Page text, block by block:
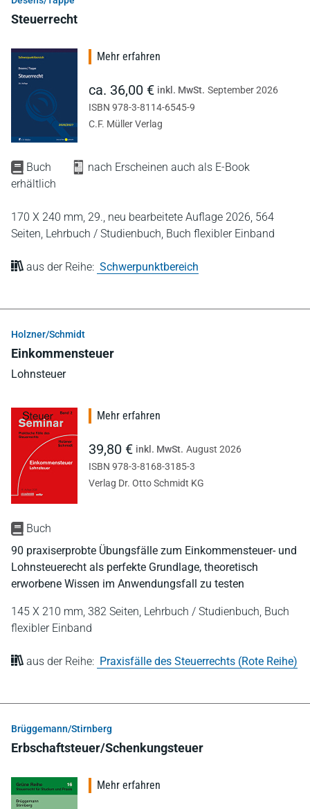
Steuerrecht
Buch
nach Erscheinen auch als E-Book
erhältlich
170 X 240 mm, 29., neu bearbeitete Auflage 2026, 564
Seiten, Lehrbuch / Studienbuch, Buch flexibler Einband
aus der Reihe: Schwerpunktbereich
Mehr erfahren
ca. 36,00 € inkl. MwSt. September 2026
ISBN 978-3-8114-6545-9
C.F. Müller Verlag
Holzner/Schmidt
Einkommensteuer
Lohnsteuer
Buch
90 praxiserprobte Übungsfälle zum Einkommensteuer- und
Lohnsteuerecht als perfekte Grundlage, theoretisch
erworbene Wissen im Anwendungsfall zu testen
145 X 210 mm, 382 Seiten, Lehrbuch / Studienbuch, Buch
flexibler Einband
aus der Reihe: Praxisfälle des Steuerrechts (Rote Reihe)
Mehr erfahren
39,80 € inkl. MwSt. August 2026
ISBN 978-3-8168-3185-3
Verlag Dr. Otto Schmidt KG
Brüggemann/Stirnberg
Erbschaftsteuer/Schenkungsteuer
Mehr erfahren